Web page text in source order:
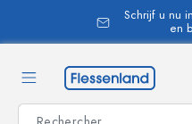
Schrijf u nu
en